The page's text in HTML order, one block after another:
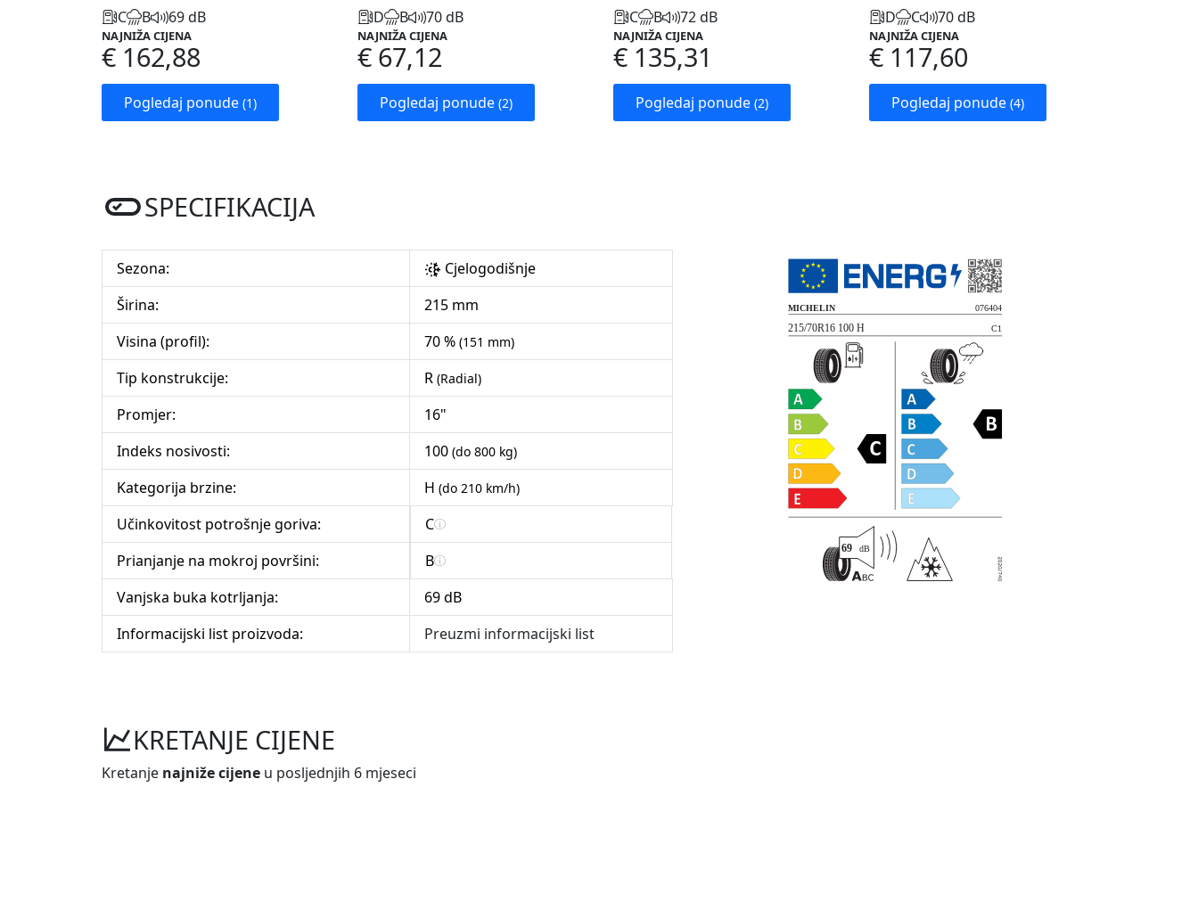
C B 69 dB
NAJNIŽA CIJENA
€ 162,88
Pogledaj ponude (1)
D B 70 dB
NAJNIŽA CIJENA
€ 67,12
Pogledaj ponude (2)
C B 72 dB
NAJNIŽA CIJENA
€ 135,31
Pogledaj ponude (2)
D C 70 dB
NAJNIŽA CIJENA
€ 117,60
Pogledaj ponude (4)
SPECIFIKACIJA
Sezona:
Cjelogodišnje
Širina:
215 mm
Visina (profil):
70 % (151 mm)
Tip konstrukcije: R (Radial)
Promjer:
16"
Indeks nosivosti:
100 (do 800 kg)
Kategorija brzine: H (do 210 km/h)
Učinkovitost potrošnje goriva:
C
Prianjanje na mokroj površini:
B
Vanjska buka kotrljanja:
69 dB
Informacijski list proizvoda:
Preuzmi informacijski list
KRETANJE CIJENE
Kretanje najniže cijene u posljednjih 6 mjeseci